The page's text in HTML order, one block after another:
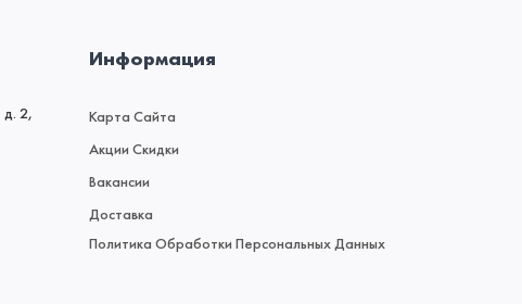
д. 2,
Информация
Карта Сайта
Акции Скидки
Вакансии
Доставка
Политика Обработки Персональных Данных